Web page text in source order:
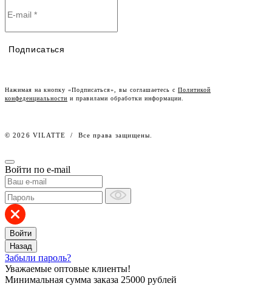
Условия сотрудничества
Lookbook
Работа в компании
Подписаться
Нажимая на кнопку «Подписаться», вы соглашаетесь с Политикой
конфеденциальности и правилами обработки информации.
© 2026 VILATTE / Все права защищены.
Войти по e-mail
Войти
Назад
Забыли пароль?
Уважаемые оптовые клиенты!
Минимальная сумма заказа 25000 рублей